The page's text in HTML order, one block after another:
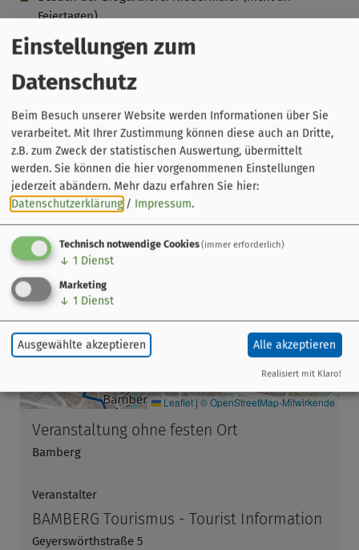
Feiertagen)
Besuch des
Sortengarten
Gut zu wissen:
Die Führung findet von April bis Anfang November
immer freitags um 14.30 Uhr statt
Dauer: 1,5 Stunden
Keine Führung am01. Mai
Leaflet | © OpenStreetMap-Mitwirkende
Veranstaltung ohne festen Ort
Bamberg
Veranstalter
BAMBERG Tourismus - Tourist Information
Geyerswörthstraße 5
Einstellungen zum
Datenschutz
Beim Besuch unserer Website werden Informationen über Sie
verarbeitet. Mit Ihrer Zustimmung können diese auch an Dritte,
z.B. zum Zweck der statistischen Auswertung, übermittelt
werden. Sie können die hier vorgenommenen Einstellungen
jederzeit abändern. Mehr dazu erfahren Sie hier:
Datenschutzerklärung / Impressum.
Technisch notwendige Cookies(immer erforderlich)
↓ 1 Dienst
Marketing
↓ 1 Dienst
Ausgewählte akzeptieren Alle akzeptieren
Realisiert mit Klaro!